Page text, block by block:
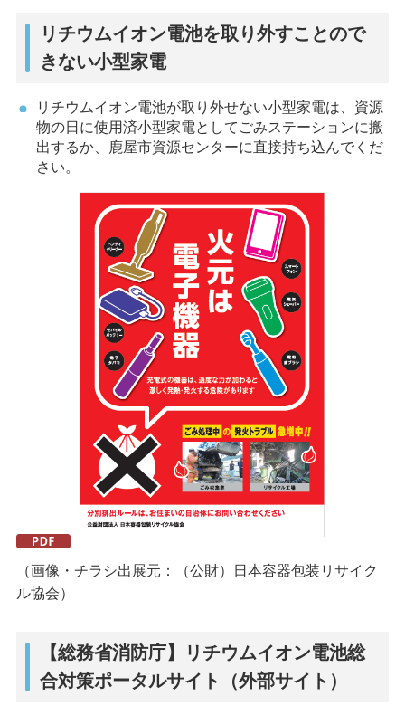
リチウムイオン電池を取り外すことので
きない小型家電
リチウムイオン電池が取り外せない小型家電は、資源
物の日に使用済小型家電としてごみステーションに搬
出するか、鹿屋市資源センターに直接持ち込んでくだ
さい。
（画像・チラシ出展元：（公財）日本容器包装リサイク
ル協会）
【総務省消防庁】リチウムイオン電池総
合対策ポータルサイト（外部サイト）